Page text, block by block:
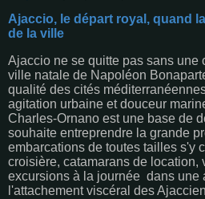
Ajaccio, le départ royal, quand
de la ville
Ajaccio ne se quitte pas sans une
ville natale de Napoléon
qualité des cités
agitation urbaine et douceur
Charles-Ornano est une base de
souhaite entreprendre la grande
embarcations de toutes tailles s'y
croisière, catamarans de location,
excursions à la journée dans une
l'attachement viscéral des